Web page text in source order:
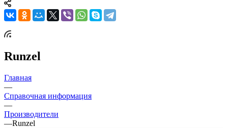
Runzel
Главная
—
Справочная информация
—
Производители
—Runzel